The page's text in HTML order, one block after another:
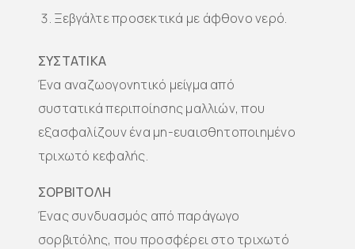
Ξεβγάλτε προσεκτικά με άφθονο νερό.
ΣΥΣΤΑΤΙΚΑ
Ένα αναζωογονητικό μείγμα από
συστατικά περιποίησης μαλλιών, που
εξασφαλίζουν ένα μη-ευαισθητοποιημένο
τριχωτό κεφαλής.
ΣΟΡΒΙΤΟΛΗ
Ένας συνδυασμός από παράγωγο
σορβιτόλης, που προσφέρει στο τριχωτό